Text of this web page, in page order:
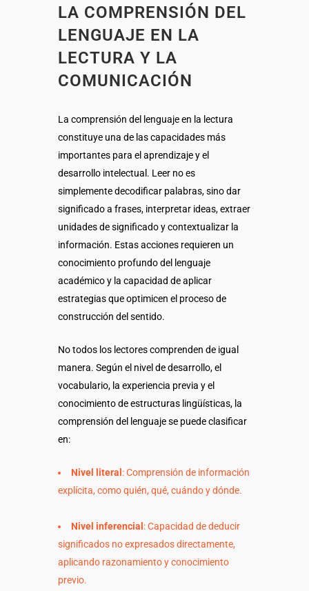
LA COMPRENSIÓN DEL
LENGUAJE EN LA
LECTURA Y LA
COMUNICACIÓN
La comprensión del lenguaje en la lectura
constituye una de las capacidades más
importantes para el aprendizaje y el
desarrollo intelectual. Leer no es
simplemente decodificar palabras, sino dar
significado a frases, interpretar ideas, extraer
unidades de significado y contextualizar la
información. Estas acciones requieren un
conocimiento profundo del lenguaje
académico y la capacidad de aplicar
estrategias que optimicen el proceso de
construcción del sentido.
No todos los lectores comprenden de igual
manera. Según el nivel de desarrollo, el
vocabulario, la experiencia previa y el
conocimiento de estructuras lingüísticas, la
comprensión del lenguaje se puede clasificar
en:
Nivel literal : Comprensión de información
explícita, como quién, qué, cuándo y dónde.
Nivel inferencial : Capacidad de deducir
significados no expresados directamente,
aplicando razonamiento y conocimiento
previo.